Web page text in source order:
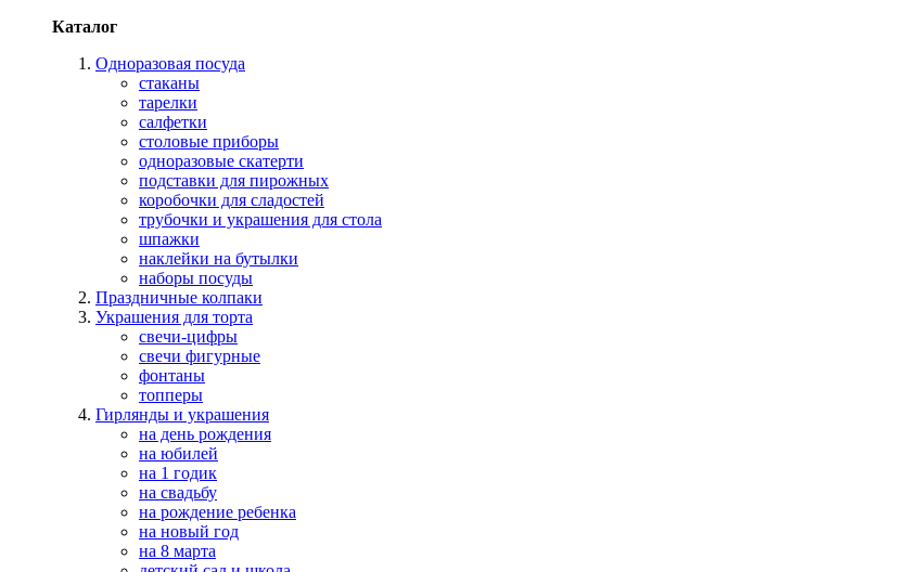
Каталог
Одноразовая посуда
стаканы
тарелки
салфетки
столовые приборы
одноразовые скатерти
подставки для пирожных
коробочки для сладостей
трубочки и украшения для стола
шпажки
наклейки на бутылки
наборы посуды
Праздничные колпаки
Украшения для торта
свечи-цифры
свечи фигурные
фонтаны
топперы
Гирлянды и украшения
на день рождения
на юбилей
на 1 годик
на свадьбу
на рождение ребенка
на новый год
на 8 марта